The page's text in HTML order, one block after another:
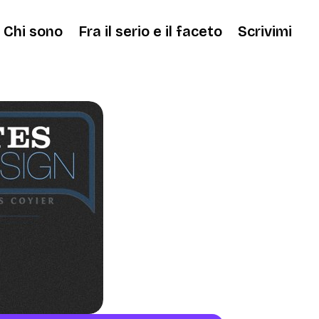
Chi sono Fra il serio e il faceto Scrivimi